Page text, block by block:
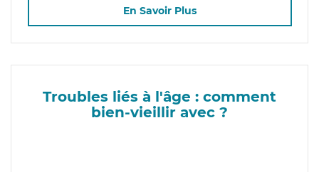
En Savoir Plus
Troubles liés à l'âge : comment
bien-vieillir avec ?